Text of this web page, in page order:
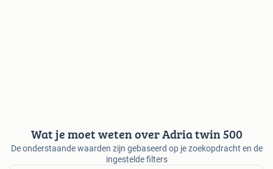
Wat je moet weten over Adria twin 500
De onderstaande waarden zijn gebaseerd op je zoekopdracht en de
ingestelde filters